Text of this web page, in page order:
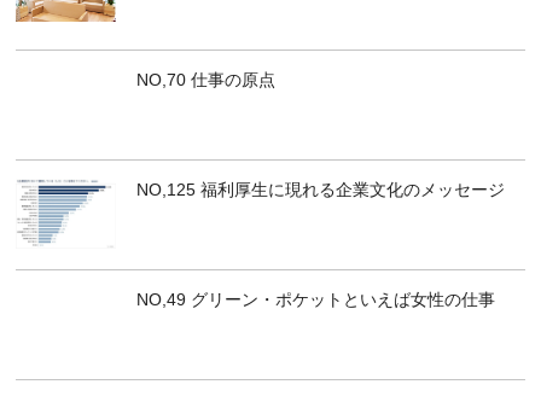
NO,70 仕事の原点
NO,125 福利厚生に現れる企業文化のメッセージ
NO,49 グリーン・ポケットといえば女性の仕事